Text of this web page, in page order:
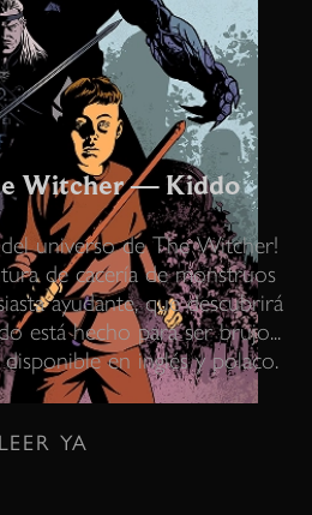
Witcher — Kiddo
universo de The Witcher!
de cacería de monstruos
ayudante, que descubrirá
está hecho para ser brujo...
en inglés y polaco.
LEER YA